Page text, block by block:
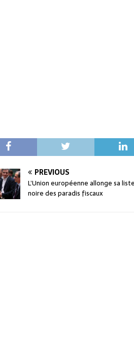
PREVIOUS
L’Union européenne allonge sa liste
noire des paradis fiscaux